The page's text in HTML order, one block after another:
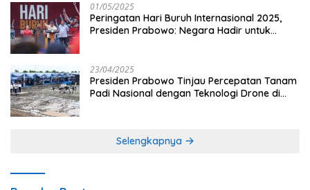
01/05/2025
Peringatan Hari Buruh Internasional 2025,
Presiden Prabowo: Negara Hadir untuk
23/04/2025
Presiden Prabowo Tinjau Percepatan Tanam
Padi Nasional dengan Teknologi Drone di
Selengkapnya